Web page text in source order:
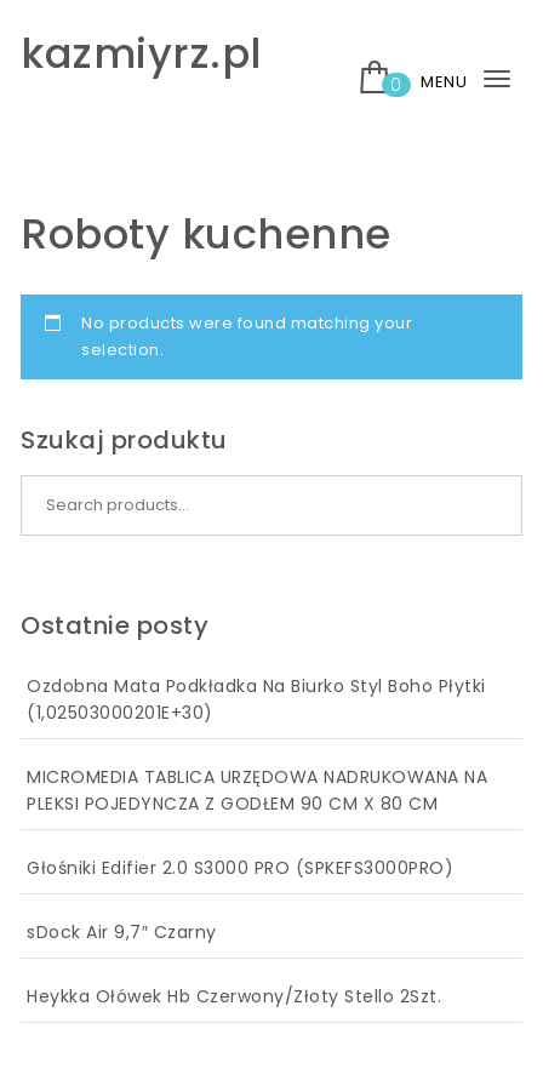
kazmiyrz.pl
0 MENU
Roboty kuchenne
No products were found matching your
selection.
Szukaj produktu
Ostatnie posty
Ozdobna Mata Podkładka Na Biurko Styl Boho Płytki
(1,02503000201E+30)
MICROMEDIA TABLICA URZĘDOWA NADRUKOWANA NA
PLEKSI POJEDYNCZA Z GODŁEM 90 CM X 80 CM
Głośniki Edifier 2.0 S3000 PRO (SPKEFS3000PRO)
sDock Air 9,7″ Czarny
Heykka Ołówek Hb Czerwony/Złoty Stello 2Szt.